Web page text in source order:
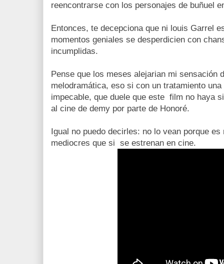
reencontrarse con los personajes de buñuel
Entonces, te decepciona que ni louis Garrel
momentos geniales se desperdicien con
incumplidas.
Pense que los meses alejarian mi sensación
melodramática, eso si con un tratamiento
impecable, que duele que este film no haya
al cine de demy por parte de Honoré.
Igual no puedo decirles: no lo vean porque
mediocres que si se estrenan en cine.